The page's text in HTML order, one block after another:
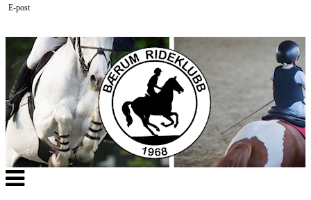
Veksle
navigasjon
E-post